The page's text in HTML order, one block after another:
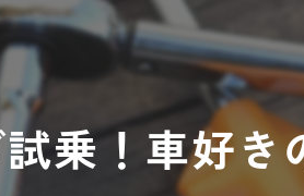
乗！車好